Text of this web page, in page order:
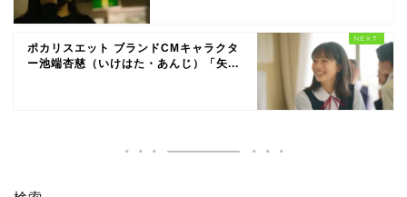
ポカリスエット ブランドCMキャラクタ
ー池端杏慈（いけはた・あんじ）「矢...